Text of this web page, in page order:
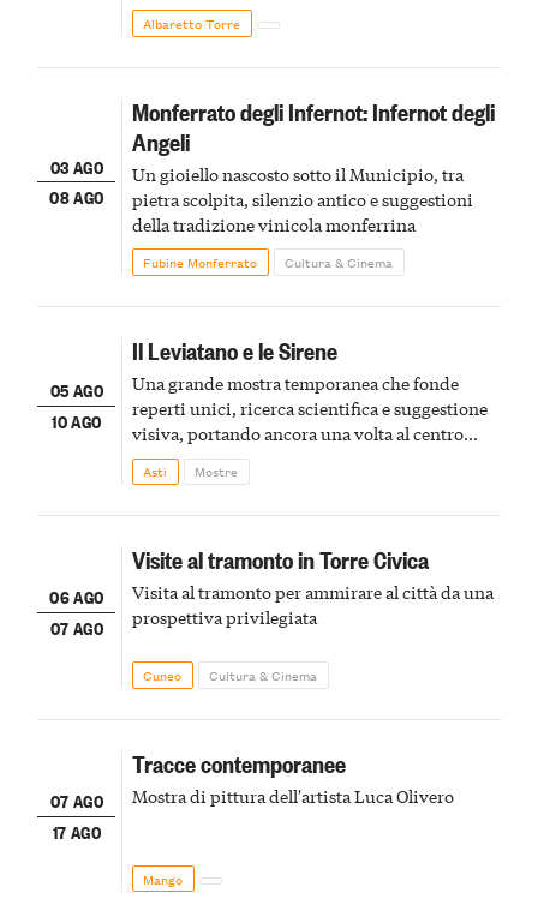
Albaretto Torre
03 AGO
08 AGO
Monferrato degli Infernot: Infernot degli
Angeli
Un gioiello nascosto sotto il Municipio, tra
pietra scolpita, silenzio antico e suggestioni
della tradizione vinicola monferrina
Fubine Monferrato Cultura & Cinema
05 AGO
10 AGO
Il Leviatano e le Sirene
Una grande mostra temporanea che fonde
reperti unici, ricerca scientifica e suggestione
visiva, portando ancora una volta al centro
della scena le meraviglie del passato astigiano
Asti Mostre
06 AGO
07 AGO
Visite al tramonto in Torre Civica
Visita al tramonto per ammirare al città da una
prospettiva privilegiata
Cuneo Cultura & Cinema
07 AGO
17 AGO
Tracce contemporanee
Mostra di pittura dell'artista Luca Olivero
Mango